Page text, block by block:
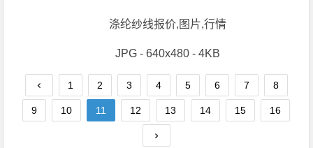
涤纶纱线报价,图片,行情
JPG - 640x480 - 4KB
1 2 3 4 5 6 7 8
9 10 11 12 13 14 15 16